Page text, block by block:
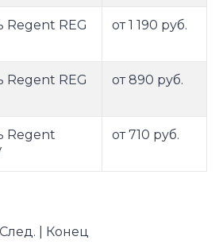
Regent REG
от 1 190 руб.
Regent REG
от 890 руб.
Regent
от 710 руб.
След. | Конец